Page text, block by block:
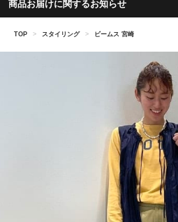
商品お届けに関するお知らせ
TOP > スタイリング > ビームス 宮崎